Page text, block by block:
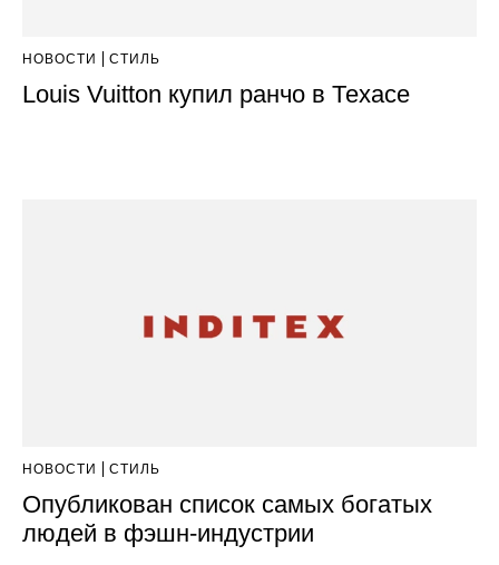
НОВОСТИ СТИЛЬ
Louis Vuitton купил ранчо в Техасе
НОВОСТИ СТИЛЬ
Опубликован список самых богатых
людей в фэшн-индустрии